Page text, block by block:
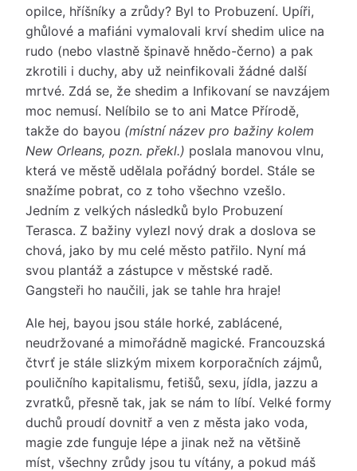
opilce, hříšníky a zrůdy? Byl to Probuzení. Upíři,
ghůlové a mafiáni vymalovali krví shedim ulice na
rudo (nebo vlastně špinavě hnědo-černo) a pak
zkrotili i duchy, aby už neinfikovali žádné další
mrtvé. Zdá se, že shedim a Infikovaní se navzájem
moc nemusí. Nelíbilo se to ani Matce Přírodě,
takže do bayou (místní název pro bažiny kolem
New Orleans, pozn. překl.) poslala manovou vlnu,
která ve městě udělala pořádný bordel. Stále se
snažíme pobrat, co z toho všechno vzešlo.
Jedním z velkých následků bylo Probuzení
Terasca. Z bažiny vylezl nový drak a doslova se
chová, jako by mu celé město patřilo. Nyní má
svou plantáž a zástupce v městské radě.
Gangsteři ho naučili, jak se tahle hra hraje!
Ale hej, bayou jsou stále horké, zablácené,
neudržované a mimořádně magické. Francouzská
čtvrť je stále slizkým mixem korporačních zájmů,
pouličního kapitalismu, fetišů, sexu, jídla, jazzu a
zvratků, přesně tak, jak se nám to líbí. Velké formy
duchů proudí dovnitř a ven z města jako voda,
magie zde funguje lépe a jinak než na většině
míst, všechny zrůdy jsou tu vítány, a pokud máš